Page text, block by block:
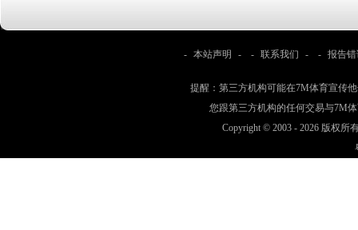
- 本站声明 - - 联系我们 - - 报告
提醒：第三方机构可能在7M体育宣传
您跟第三方机构的任何交易与7M
Copyright © 2003 - 2026 版权所